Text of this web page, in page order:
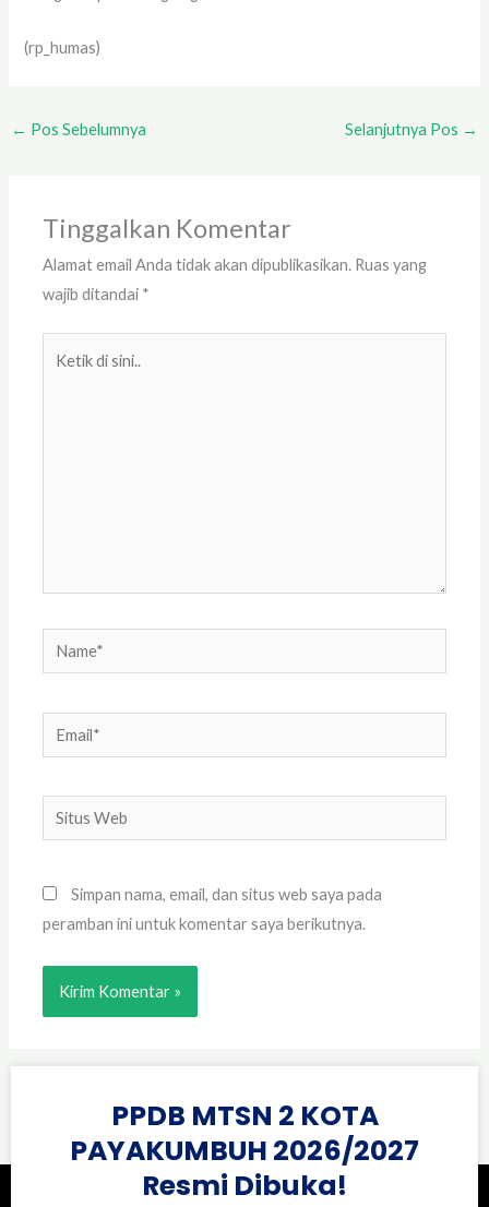
(rp_humas)
← Pos Sebelumnya Selanjutnya Pos →
Tinggalkan Komentar
Alamat email Anda tidak akan dipublikasikan. Ruas yang
wajib ditandai *
Name*
Email*
Situs
Web
Simpan nama, email, dan situs web saya pada
peramban ini untuk komentar saya berikutnya.
PPDB MTSN 2 KOTA
PAYAKUMBUH 2026/2027
Resmi Dibuka!